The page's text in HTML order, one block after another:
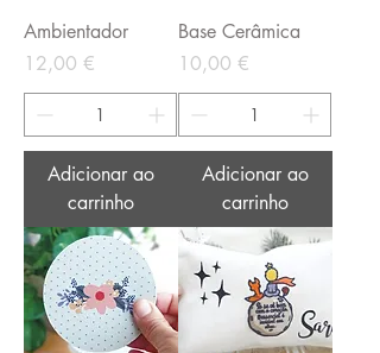
Ambientador
Preço
12,00 €
Adicionar ao
carrinho
Base Cerâmica
Preço
10,00 €
Adicionar ao
carrinho